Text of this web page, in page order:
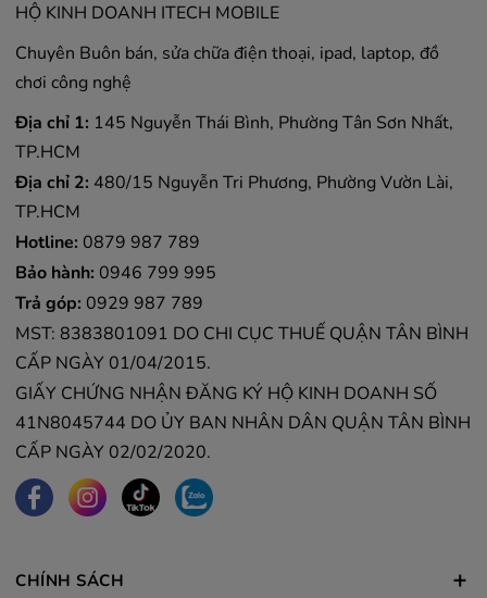
HỘ KINH DOANH ITECH MOBILE
Chuyên Buôn bán, sửa chữa điện thoại, ipad, laptop, đồ
chơi công nghệ
Địa chỉ 1: 145 Nguyễn Thái Bình, Phường Tân Sơn Nhất,
TP.HCM
Địa chỉ 2: 480/15 Nguyễn Tri Phương, Phường Vườn Lài,
TP.HCM
Hotline: 0879 987 789
Bảo hành: 0946 799 995
Trả góp: 0929 987 789
MST: 8383801091 DO CHI CỤC THUẾ QUẬN TÂN BÌNH
CẤP NGÀY 01/04/2015.
GIẤY CHỨNG NHẬN ĐĂNG KÝ HỘ KINH DOANH SỐ
41N8045744 DO ỦY BAN NHÂN DÂN QUẬN TÂN BÌNH
CẤP NGÀY 02/02/2020.
CHÍNH SÁCH